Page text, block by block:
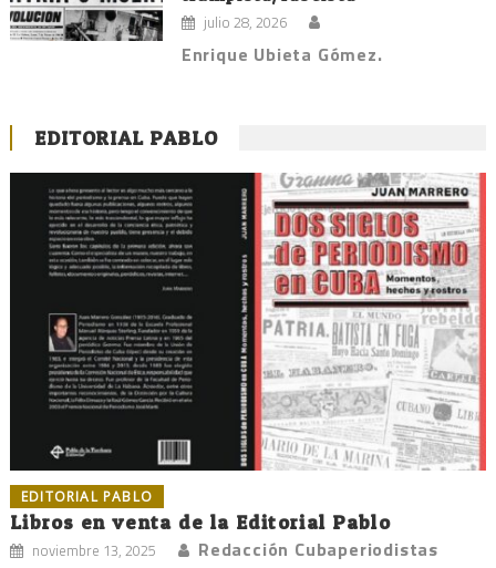
julio 28, 2026
Enrique Ubieta Gómez.
EDITORIAL PABLO
EDITORIAL PABLO
Libros en venta de la Editorial Pablo
noviembre 13, 2025 Redacción Cubaperiodistas